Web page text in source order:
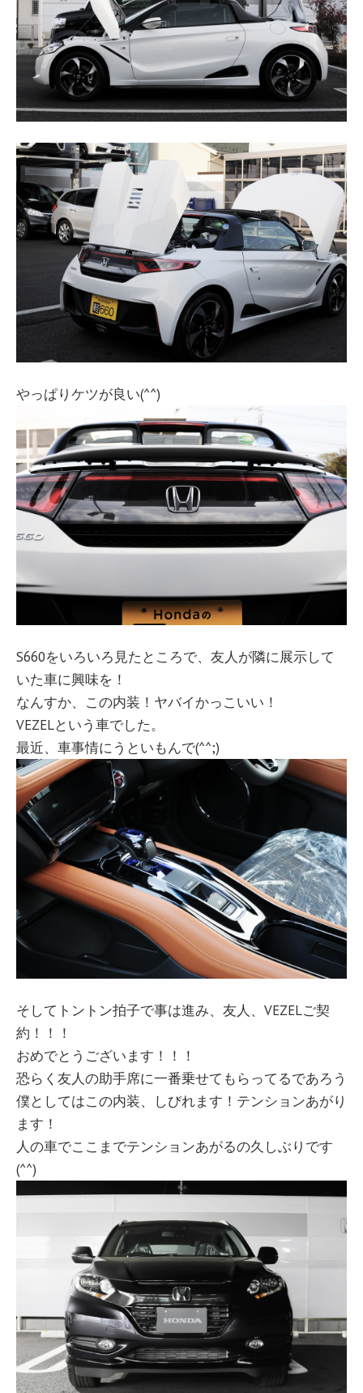
やっぱりケツが良い(^^)
S660をいろいろ見たところで、友人が隣に展示して
いた車に興味を！
なんすか、この内装！ヤバイかっこいい！
VEZELという車でした。
最近、車事情にうといもんで(^^;)
そしてトントン拍子で事は進み、友人、VEZELご契
約！！！
おめでとうございます！！！
恐らく友人の助手席に一番乗せてもらってるであろう
僕としてはこの内装、しびれます！テンションあがり
ます！
人の車でここまでテンションあがるの久しぶりです
(^^)